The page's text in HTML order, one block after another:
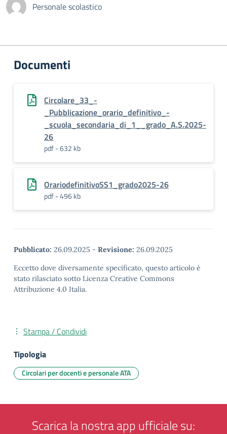
Personale scolastico
Documenti
Circolare_33_-
_Pubblicazione_orario_definitivo_-
_scuola_secondaria_di_1__grado_A.S.2025-
26
pdf - 632 kb
OrariodefinitivoSS1_grado2025-26
pdf - 496 kb
Pubblicato: 26.09.2025 - Revisione: 26.09.2025
Eccetto dove diversamente specificato, questo articolo è
stato rilasciato sotto Licenza Creative Commons
Attribuzione 4.0 Italia.
Stampa / Condividi
Tipologia
Circolari per docenti e personale ATA
Scarica la nostra app ufficiale su: